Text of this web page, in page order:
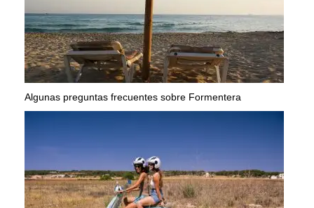
Algunas preguntas frecuentes sobre Formentera